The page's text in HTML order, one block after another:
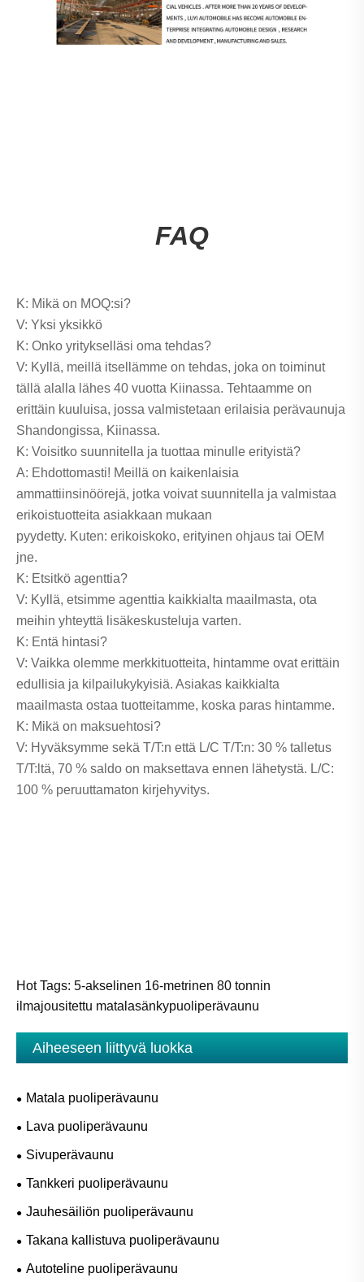
FAQ
K: Mikä on MOQ:si?
V: Yksi yksikkö
K: Onko yritykselläsi oma tehdas?
V: Kyllä, meillä itsellämme on tehdas, joka on toiminut
tällä alalla lähes 40 vuotta Kiinassa. Tehtaamme on
erittäin kuuluisa, jossa valmistetaan erilaisia ​​perävaunuja
Shandongissa, Kiinassa.
K: Voisitko suunnitella ja tuottaa minulle erityistä?
A: Ehdottomasti! Meillä on kaikenlaisia ​​
ammattiinsinöörejä, jotka voivat suunnitella ja valmistaa
erikoistuotteita asiakkaan mukaan
pyydetty. Kuten: erikoiskoko, erityinen ohjaus tai OEM
jne.
K: Etsitkö agenttia?
V: Kyllä, etsimme agenttia kaikkialta maailmasta, ota
meihin yhteyttä lisäkeskusteluja varten.
K: Entä hintasi?
V: Vaikka olemme merkkituotteita, hintamme ovat erittäin
edullisia ja kilpailukykyisiä. Asiakas kaikkialta
maailmasta ostaa tuotteitamme, koska paras hintamme.
K: Mikä on maksuehtosi?
V: Hyväksymme sekä T/T:n että L/C T/T:n: 30 % talletus
T/T:ltä, 70 % saldo on maksettava ennen lähetystä. L/C:
100 % peruuttamaton kirjehyvitys.
Hot Tags: 5-akselinen 16-metrinen 80 tonnin
ilmajousitettu matalasänkypuoliperävaunu
Aiheeseen liittyvä luokka
Matala puoliperävaunu
Lava puoliperävaunu
Sivuperävaunu
Tankkeri puoliperävaunu
Jauhesäiliön puoliperävaunu
Takana kallistuva puoliperävaunu
Autoteline puoliperävaunu